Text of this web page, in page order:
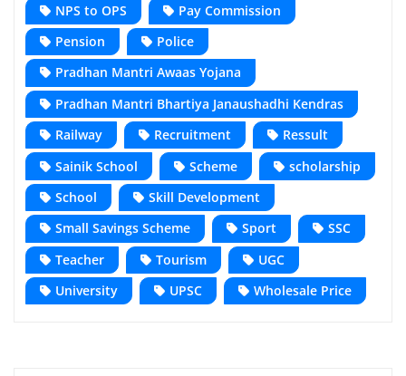
NPS to OPS
Pay Commission
Pension
Police
Pradhan Mantri Awaas Yojana
Pradhan Mantri Bhartiya Janaushadhi Kendras
Railway
Recruitment
Ressult
Sainik School
Scheme
scholarship
School
Skill Development
Small Savings Scheme
Sport
SSC
Teacher
Tourism
UGC
University
UPSC Wholesale Price